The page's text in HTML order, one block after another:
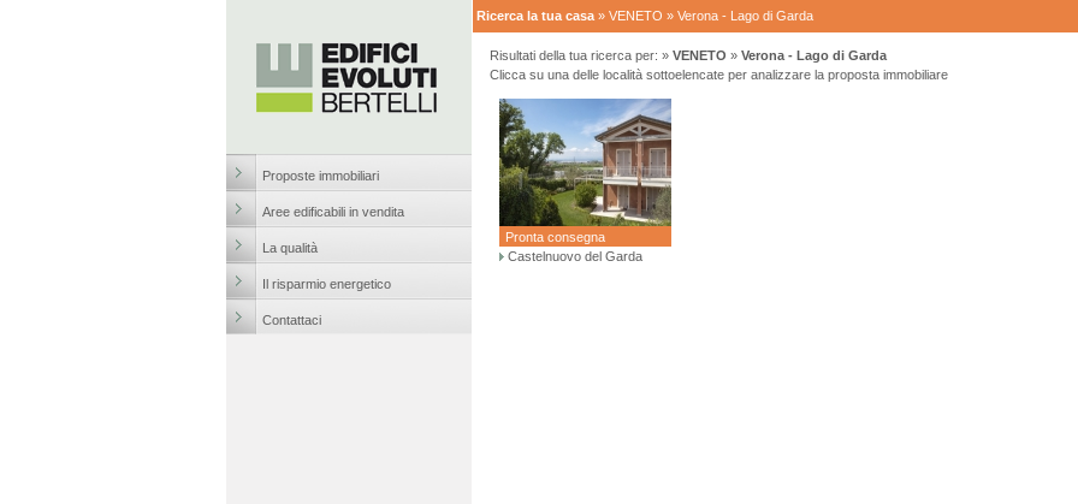
Proposte immobiliari
Aree edificabili in vendita
La qualità
Il risparmio energetico
Contattaci
Ricerca la tua casa » VENETO » Verona - Lago di Garda
Risultati della tua ricerca per: » VENETO » Verona - Lago di Garda
Clicca su una delle località sottoelencate per analizzare la proposta immobiliare
Pronta consegna
Castelnuovo del Garda